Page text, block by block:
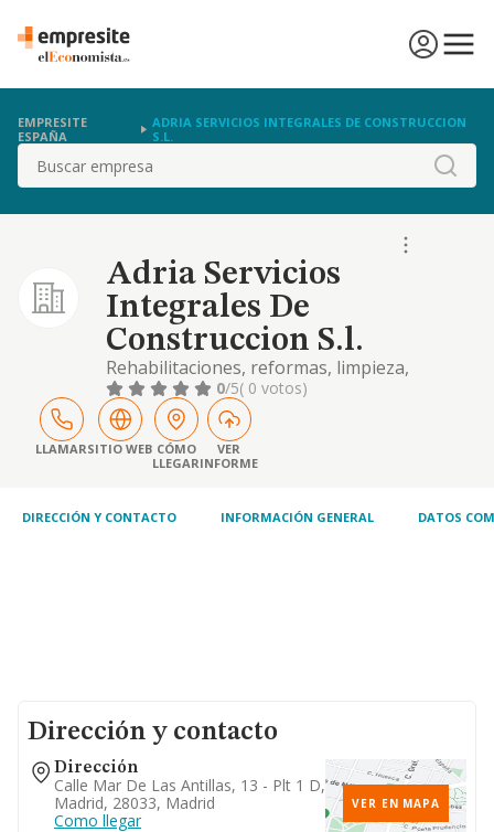
EMPRESITE
ESPAÑA
ADRIA SERVICIOS INTEGRALES DE CONSTRUCCION
S.L.
Buscar
Adria Servicios
Integrales De
Construccion S.l.
Rehabilitaciones, reformas, limpieza,
saneamiento, impermeabilizacion y varios de
fachadas con alpinistas de obra. trabajos
verticales en general
0/5( 0 votos)
LLAMARSITIO WEB CÓMO
LLEGAR
VER
INFORME
DIRECCIÓN Y CONTACTO INFORMACIÓN GENERAL DATOS
Dirección y contacto
Dirección
Calle Mar De Las Antillas, 13 - Plt 1 D,
Madrid, 28033, Madrid
Como llegar
VER EN MAPA